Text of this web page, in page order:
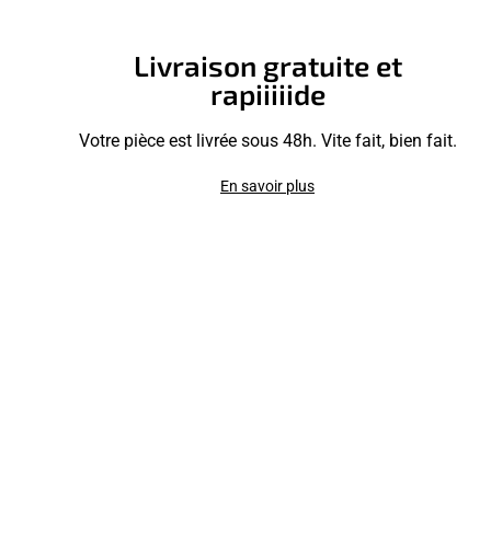
Livraison gratuite et
rapiiiiide
Votre pièce est livrée sous 48h. Vite fait, bien fait.
En savoir plus